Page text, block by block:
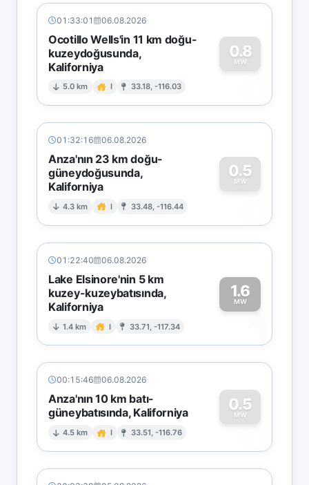
01:33:01 06.08.2026
Ocotillo Wells'in 11 km doğu-
kuzeydoğusunda,
Kaliforniya
5.0 km I 33.18, -116.03
0.8
MW
0
01:32:16 06.08.2026
Anza'nın 23 km doğu-
güneydoğusunda,
Kaliforniya
4.3 km I 33.48, -116.44
0.5
MW
0
01:22:40 06.08.2026
Lake Elsinore'nin 5 km
kuzey-kuzeybatısında,
Kaliforniya
1.4 km I 33.71, -117.34
1.6
MW
1
00:15:46 06.08.2026
Anza'nın 10 km batı-
güneybatısında, Kaliforniya
4.5 km I 33.51, -116.76
0.5
MW
0